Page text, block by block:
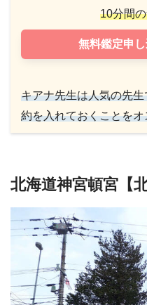
10分間
無料鑑定申
キアナ先生は人気の先
約を入れておくことを
北海道神宮頓宮【北